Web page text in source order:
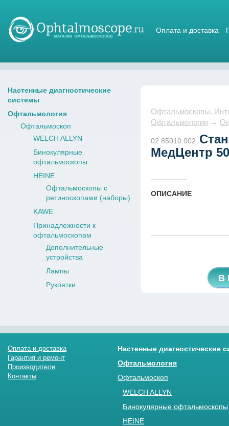
Оплата и доставка
Настенные диагностические
системы
Офтальмология
Офтальмоскоп
WELCH ALLYN
Бинокулярные
офтальмоскопы
HEINE
Офтальмоскопы с
ретиноскопами (наборы)
KAWE
Принадлежности к
офтальмоскопам
Дополнительные
устройства
Лампы
Рукоятки
Офтальмоскопы.
Офтальмология →
02.85010.002
МедЦентр
ОПИСАНИЕ
В
Оплата и доставка
Гарантия и ремонт
Производители
Контакты
Настенные диагностические
Офтальмология
Офтальмоскоп
WELCH ALLYN
Бинокулярные офтальмоскопы
HEINE